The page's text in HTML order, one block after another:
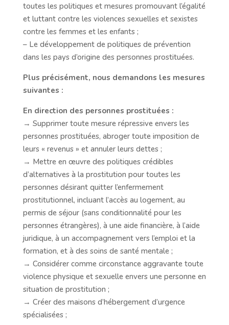
toutes les politiques et mesures promouvant l’égalité
et luttant contre les violences sexuelles et sexistes
contre les femmes et les enfants ;
– Le développement de politiques de prévention
dans les pays d’origine des personnes prostituées.
Plus précisément, nous demandons les mesures
suivantes :
En direction des personnes prostituées :
→ Supprimer toute mesure répressive envers les
personnes prostituées, abroger toute imposition de
leurs « revenus » et annuler leurs dettes ;
→ Mettre en œuvre des politiques crédibles
d’alternatives à la prostitution pour toutes les
personnes désirant quitter l’enfermement
prostitutionnel, incluant l’accès au logement, au
permis de séjour (sans conditionnalité pour les
personnes étrangères), à une aide financière, à l’aide
juridique, à un accompagnement vers l’emploi et la
formation, et à des soins de santé mentale ;
→ Considérer comme circonstance aggravante toute
violence physique et sexuelle envers une personne en
situation de prostitution ;
→ Créer des maisons d’hébergement d’urgence
spécialisées ;